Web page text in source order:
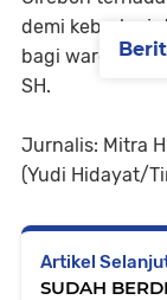
demi
bagi warga
SH.
Jurnalis: Mitra
(Yudi Hidayat/
Artikel
SUDAH